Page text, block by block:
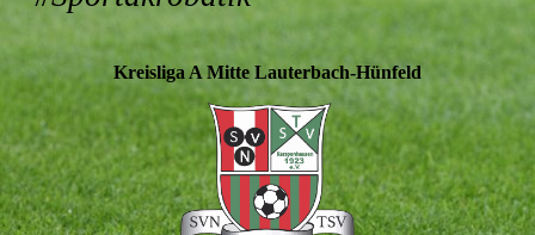
Kreisliga A Mitte Lauterbach-Hünfeld